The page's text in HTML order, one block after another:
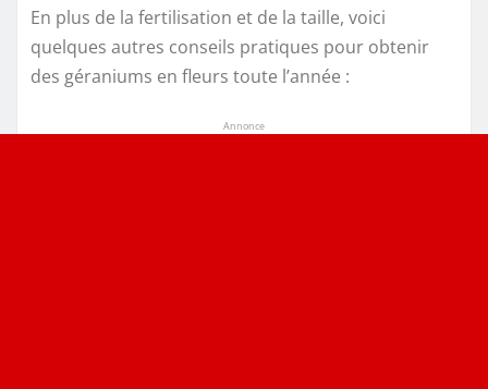
En plus de la fertilisation et de la taille, voici
quelques autres conseils pratiques pour obtenir
des géraniums en fleurs toute l’année :
Annonce